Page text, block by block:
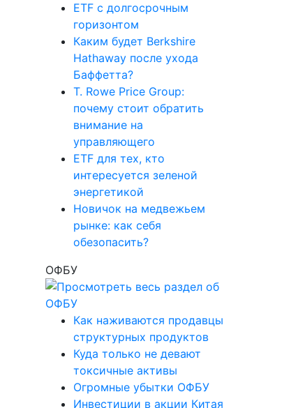
ETF с долгосрочным
горизонтом
Каким будет Berkshire
Hathaway после ухода
Баффетта?
T. Rowe Price Group:
почему стоит обратить
внимание на
управляющего
ETF для тех, кто
интересуется зеленой
энергетикой
Новичок на медвежьем
рынке: как себя
обезопасить?
ОФБУ
Как наживаются продавцы
структурных продуктов
Куда только не девают
токсичные активы
Огромные убытки ОФБУ
Инвестиции в акции Китая